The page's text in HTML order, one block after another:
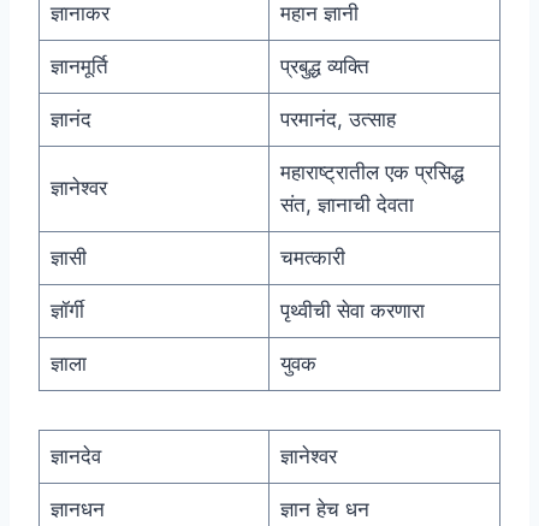
ज्ञानाकर महान ज्ञानी
ज्ञानमूर्ति प्रबुद्ध व्यक्ति
ज्ञानंद परमानंद, उत्साह
ज्ञानेश्वर
महाराष्ट्रातील एक प्रसिद्ध
संत, ज्ञानाची देवता
ज्ञासी चमत्कारी
ज्ञॉर्गी पृथ्वीची सेवा करणारा
ज्ञाला युवक
ज्ञानदेव ज्ञानेश्वर
ज्ञानधन ज्ञान हेच धन